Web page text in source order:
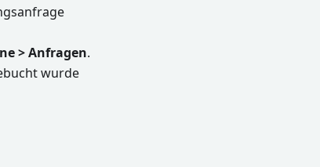
> Anfragen.
wurde